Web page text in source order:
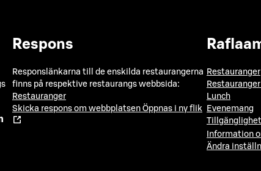
Respons
Responslänkarna till de enskilda restaurangerna
finns på respektive restaurangs webbsida:
Restauranger
Skicka respons om webbplatsen Öppnas i ny flik
Restauranger
Lunch
Evenemang
Tillgänglighet
Information
Ändra